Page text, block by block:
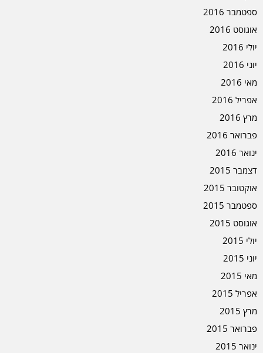
ספטמבר 2016
אוגוסט 2016
יולי 2016
יוני 2016
מאי 2016
אפריל 2016
מרץ 2016
פברואר 2016
ינואר 2016
דצמבר 2015
אוקטובר 2015
ספטמבר 2015
אוגוסט 2015
יולי 2015
יוני 2015
מאי 2015
אפריל 2015
מרץ 2015
פברואר 2015
ינואר 2015